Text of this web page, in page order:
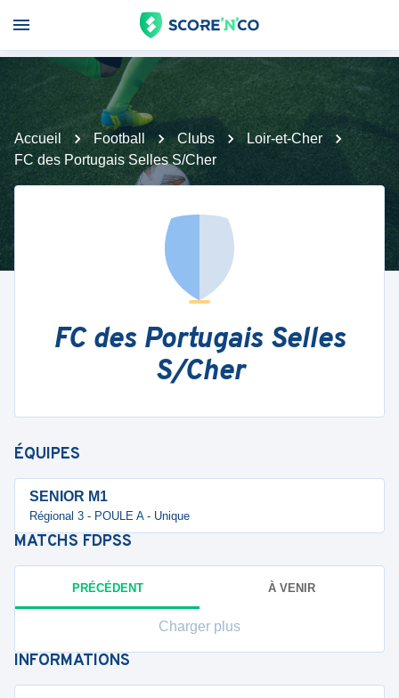
Accueil Football Clubs
Loir-et-Cher
FC des Portugais Selles S/Cher
FC des Portugais Selles
S/Cher
ÉQUIPES
SENIOR M1
Régional 3 - POULE A - Unique
MATCHS FDPSS
PRÉCÉDENT À VENIR
Charger plus
INFORMATIONS